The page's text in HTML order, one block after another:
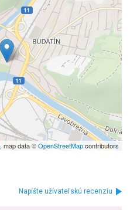
, map data ©OpenStreetMapcontributors
Napíšte užívateľskú recenziu